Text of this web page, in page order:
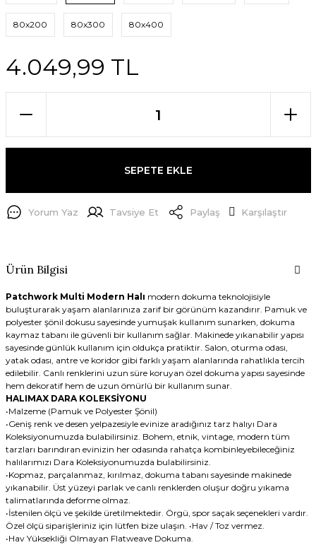
80x200 80x300 80x400
4.049,99 TL
SEPETE EKLE
Yorum Yaz Tavsiye Et Paylaş Karşılaştır
Ürün Bilgisi
Patchwork Multi Modern Halı modern dokuma teknolojisiyle
buluşturarak yaşam alanlarınıza zarif bir görünüm kazandırır. Pamuk ve
polyester şönil dokusu sayesinde yumuşak kullanım sunarken, dokuma
kaymaz tabanı ile güvenli bir kullanım sağlar. Makinede yıkanabilir yapısı
sayesinde günlük kullanım için oldukça pratiktir. Salon, oturma odası,
yatak odası, antre ve koridor gibi farklı yaşam alanlarında rahatlıkla tercih
edilebilir. Canlı renklerini uzun süre koruyan özel dokuma yapısı sayesinde
hem dekoratif hem de uzun ömürlü bir kullanım sunar.
HALIMAX DARA KOLEKSİYONU
•Malzeme (Pamuk ve Polyester Şönil)
•Geniş renk ve desen yelpazesiyle evinize aradığınız tarz halıyı Dara
Koleksiyonumuzda bulabilirsiniz. Bohem, etnik, vintage, modern tüm
tarzları barındıran evinizin her odasında rahatça kombinleyebileceğiniz
halılarımızı Dara Koleksiyonumuzda bulabilirsiniz.
•Kopmaz, parçalanmaz, kırılmaz, dokuma tabanı sayesinde makinede
yıkanabilir. Üst yüzeyi parlak ve canlı renklerden oluşur doğru yıkama
talimatlarında deforme olmaz.
•İstenilen ölçü ve şekilde üretilmektedir. Örgü, spor saçak seçenekleri vardır.
Özel ölçü siparişleriniz için lütfen bize ulaşın. •Hav / Toz vermez.
•Hav Yüksekliği Olmayan Flatweave Dokuma.